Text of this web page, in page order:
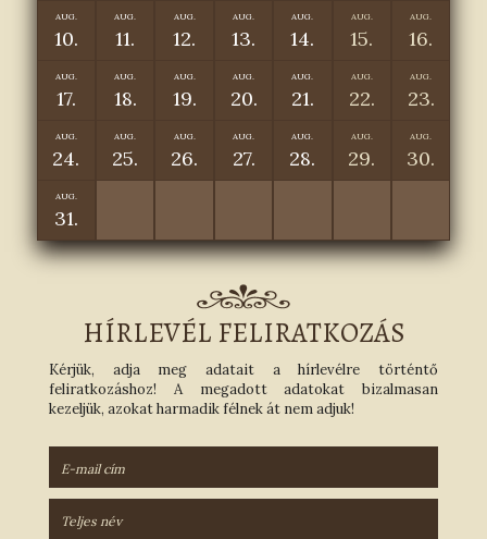
AUG.
10.
AUG.
11.
AUG.
12.
AUG.
13.
AUG.
14.
AUG.
15.
AUG.
16.
AUG.
17.
AUG.
18.
AUG.
19.
AUG.
20.
AUG.
21.
AUG.
22.
AUG.
23.
AUG.
24.
AUG.
25.
AUG.
26.
AUG.
27.
AUG.
28.
AUG.
29.
AUG.
30.
AUG.
31.
HÍRLEVÉL FELIRATKOZÁS
Kérjük, adja meg adatait a hírlevélre történtő
feliratkozáshoz! A megadott adatokat bizalmasan
kezeljük, azokat harmadik félnek át nem adjuk!